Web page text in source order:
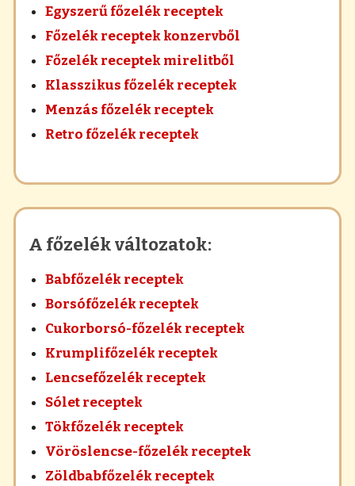
Egyszerű főzelék receptek
Főzelék receptek konzervből
Főzelék receptek mirelitből
Klasszikus főzelék receptek
Menzás főzelék receptek
Retro főzelék receptek
A főzelék változatok:
Babfőzelék receptek
Borsófőzelék receptek
Cukorborsó-főzelék receptek
Krumplifőzelék receptek
Lencsefőzelék receptek
Sólet receptek
Tökfőzelék receptek
Vöröslencse-főzelék receptek
Zöldbabfőzelék receptek